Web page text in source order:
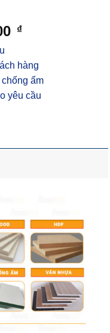
₫
hàng
ẩm
yêu cầu